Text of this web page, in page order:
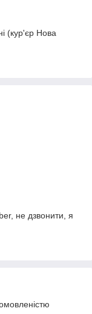
(кур'єр Нова
не дзвонити, я